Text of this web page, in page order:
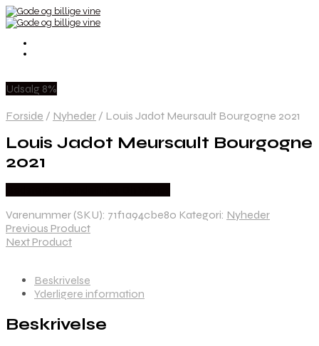
Udsalg 8%
Forside / Nyheder / Louis Jadot Meursault Bourgogne 2021
Louis Jadot Meursault Bourgogne
2021
Varenummer (SKU): 71f1a94cbe80 Kategori: Nyheder
Previous Product
Next Product
Beskrivelse
Yderligere information
Beskrivelse